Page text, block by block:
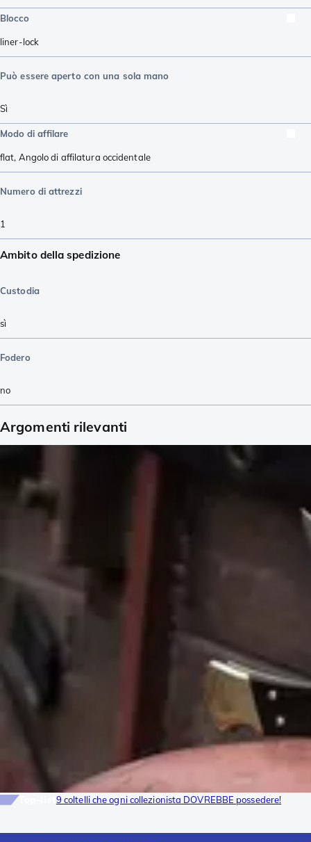
Blocco
liner-lock
Può essere aperto con una sola mano
Sì
Modo di affilare
flat, Angolo di affilatura occidentale
Numero di attrezzi
1
Ambito della spedizione
Custodia
sì
Fodero
no
Argomenti rilevanti
9 coltelli che ogni collezionista DOVREBBE possedere!